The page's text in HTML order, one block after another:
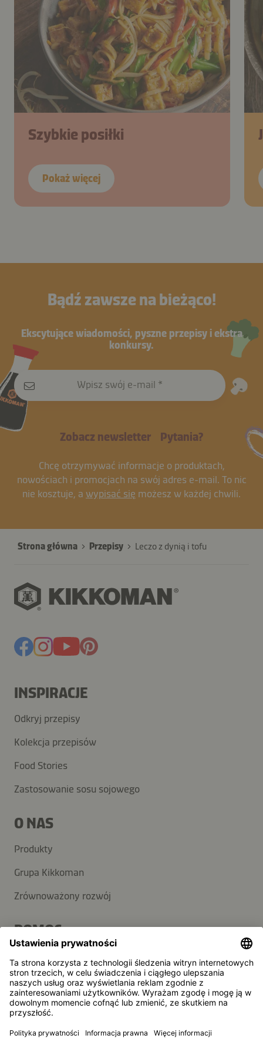
Szybkie posiłki
Pokaż więcej
Bądź zawsze na bieżąco!
Ekscytujące wiadomości, pyszne przepisy i ekstra
konkursy.
Wpisz swój e-mail
Zobacz newsletter Pytania?
Chcę otrzymywać informacje o produktach,
nowościach i promocjach na swój adres e-mail. To nic
nie kosztuje, a wypisać się możesz w każdej chwili.
Strona główna Przepisy Leczo z dynią i tofu
INSPIRACJE
Odkryj przepisy
Kolekcja przepisów
Food Stories
Zastosowanie sosu sojowego
O NAS
Produkty
Grupa Kikkoman
Zrównoważony rozwój
POMOC
Kontakt
Newsletter